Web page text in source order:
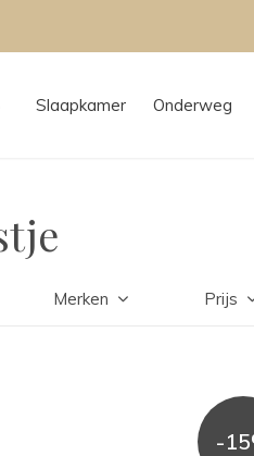
Slaapkamer Onderweg
Merken Prijs
-